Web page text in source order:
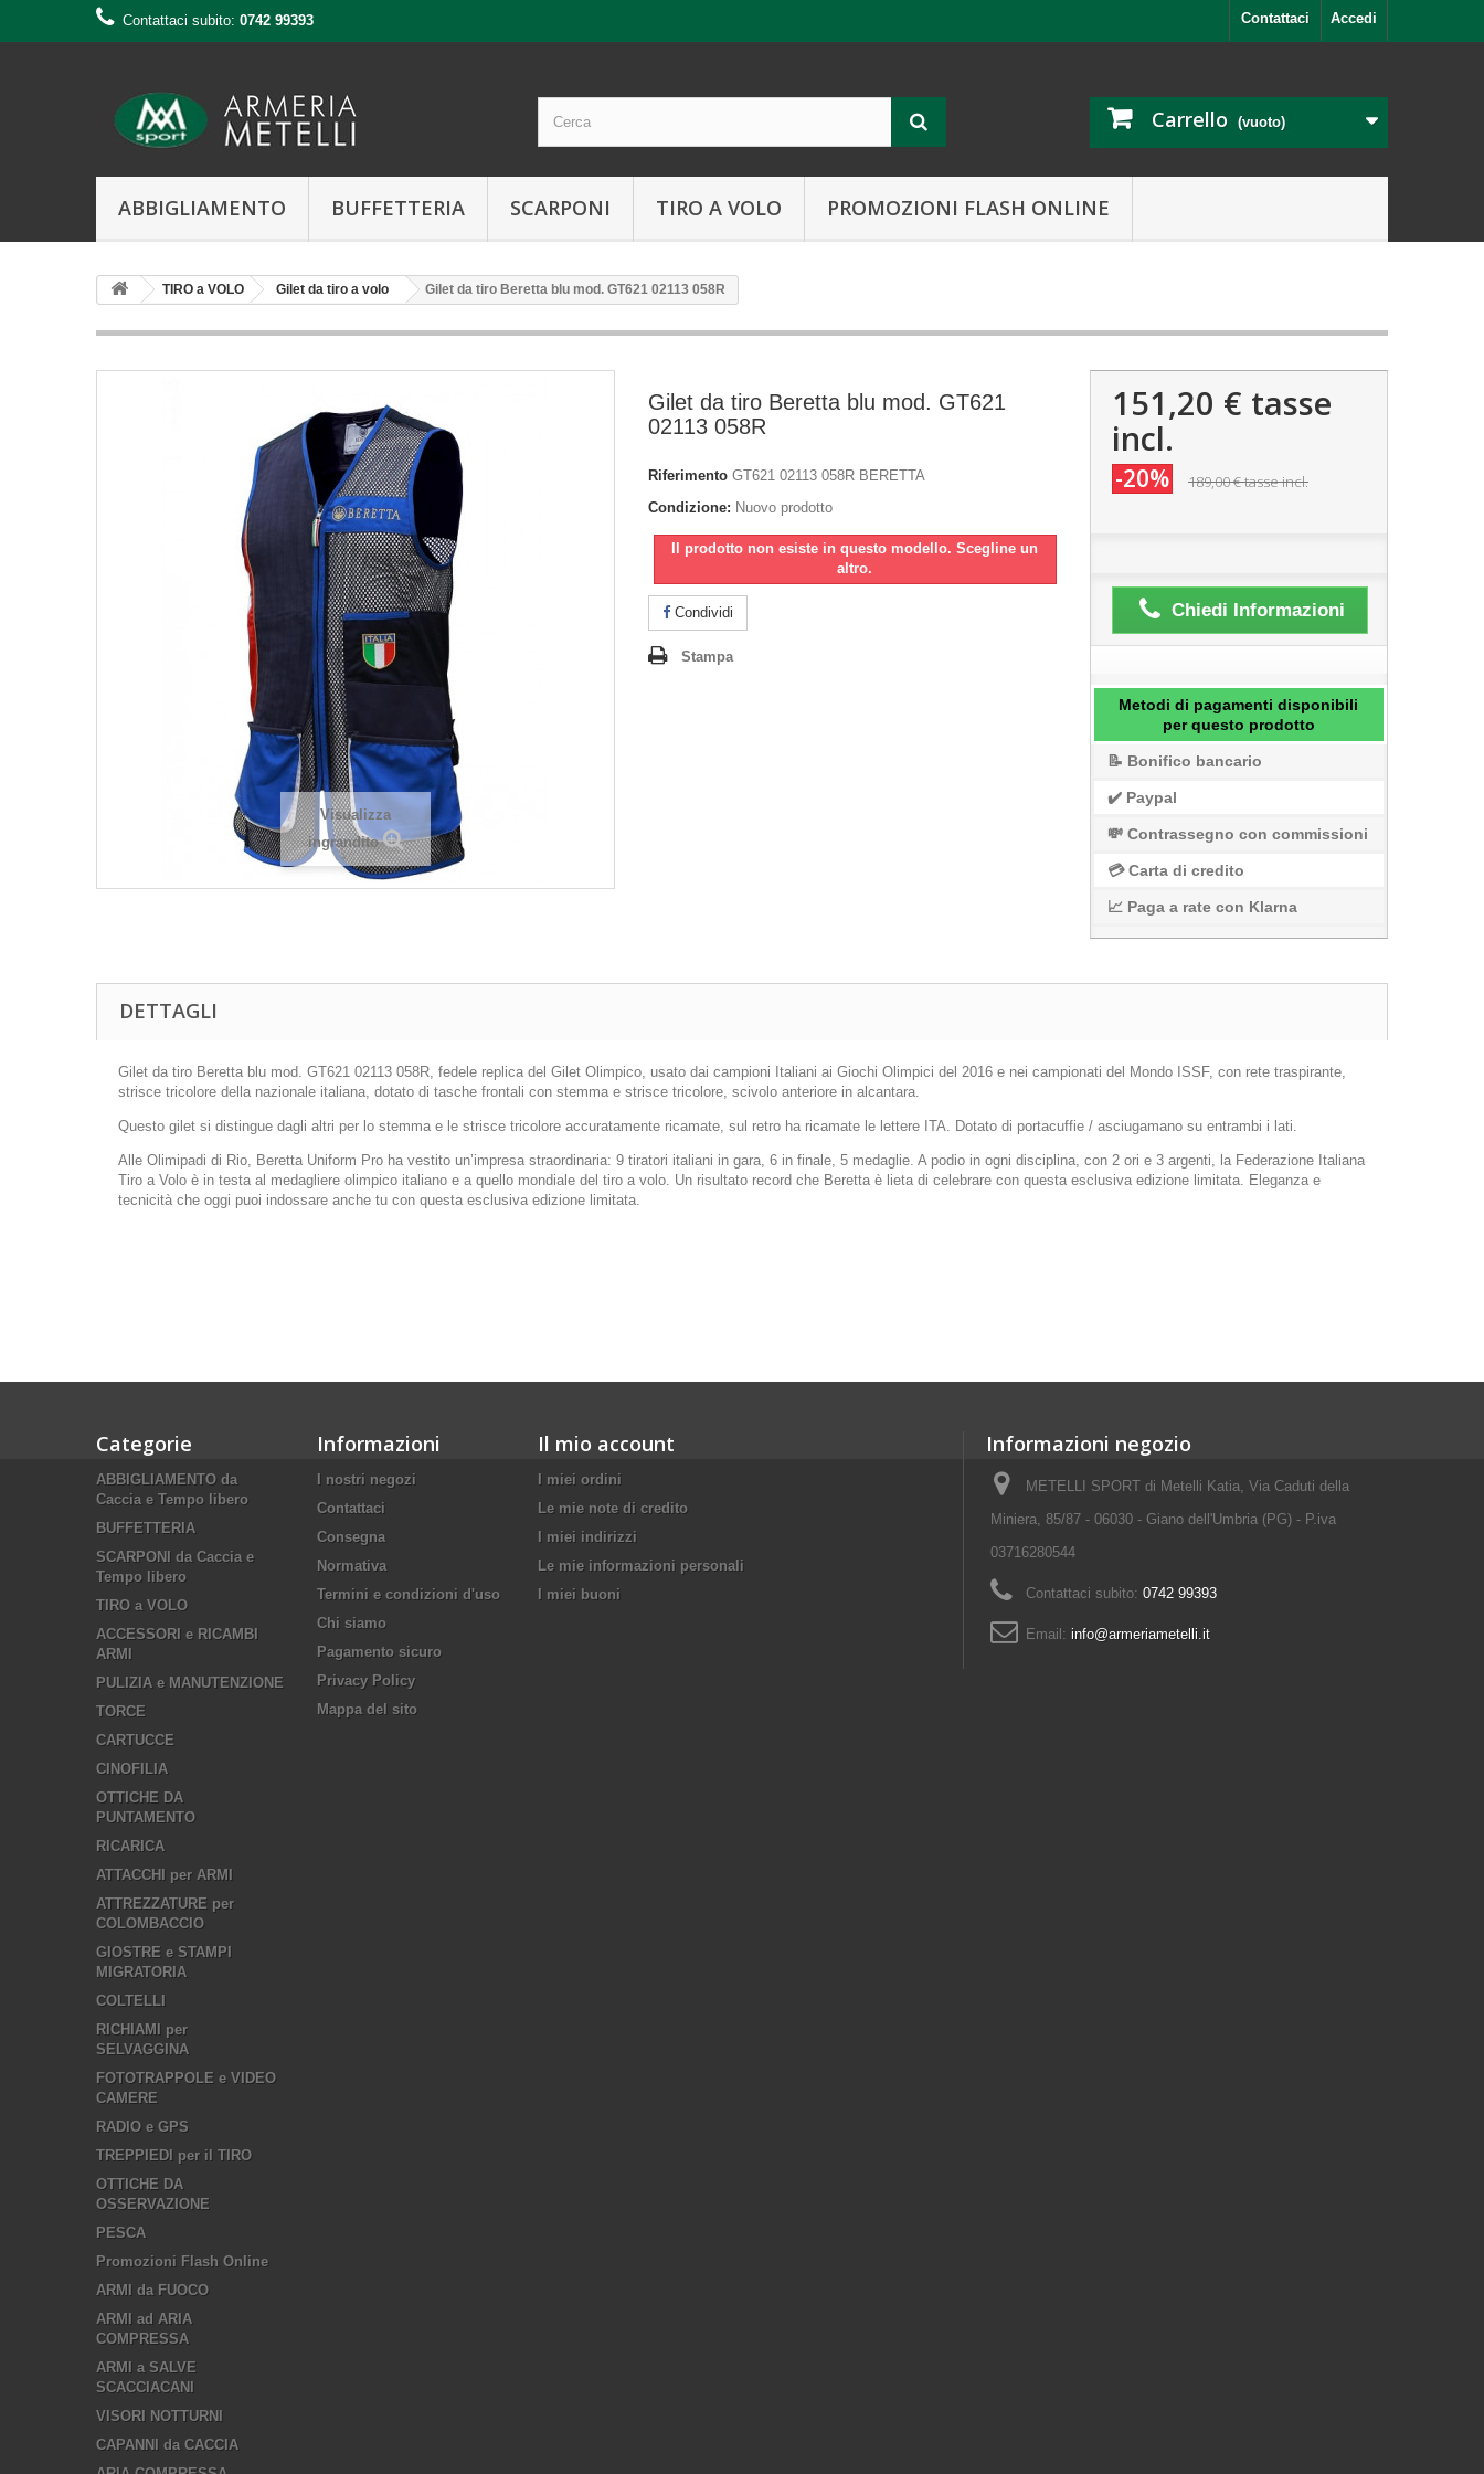
Accedi
Contattaci
Contattaci subito: 0742 99393
Carrello (vuoto)
ABBIGLIAMENTO BUFFETTERIA SCARPONI TIRO A VOLO PROMOZIONI FLASH ONLINE
TIRO a VOLO Gilet da tiro a volo Gilet da tiro Beretta blu mod. GT621 02113 058R
Visualizza
ingrandito
Gilet da tiro Beretta blu mod. GT621
02113 058R
Riferimento GT621 02113 058R BERETTA
Condizione: Nuovo prodotto
Il prodotto non esiste in questo modello. Scegline un
altro.
Condividi
Stampa
151,20 € tasse
incl.
-20% 189,00 €tasse incl.
Chiedi Informazioni
Metodi di pagamenti disponibili
per questo prodotto
📝 Bonifico bancario
✔️ Paypal
💸 Contrassegno con commissioni
💳 Carta di credito
📈 Paga a rate con Klarna
DETTAGLI
Gilet da tiro Beretta blu mod. GT621 02113 058R, fedele replica del Gilet Olimpico, usato dai campioni Italiani ai Giochi Olimpici del 2016 e nei campionati del Mondo ISSF, con rete traspirante,
strisce tricolore della nazionale italiana, dotato di tasche frontali con stemma e strisce tricolore, scivolo anteriore in alcantara.
Questo gilet si distingue dagli altri per lo stemma e le strisce tricolore accuratamente ricamate, sul retro ha ricamate le lettere ITA. Dotato di portacuffie / asciugamano su entrambi i lati.
Alle Olimipadi di Rio, Beretta Uniform Pro ha vestito un’impresa straordinaria: 9 tiratori italiani in gara, 6 in finale, 5 medaglie. A podio in ogni disciplina, con 2 ori e 3 argenti, la Federazione Italiana
Tiro a Volo è in testa al medagliere olimpico italiano e a quello mondiale del tiro a volo. Un risultato record che Beretta è lieta di celebrare con questa esclusiva edizione limitata. Eleganza e
tecnicità che oggi puoi indossare anche tu con questa esclusiva edizione limitata.
Categorie
ABBIGLIAMENTO da
Caccia e Tempo libero
BUFFETTERIA
SCARPONI da Caccia e
Tempo libero
TIRO a VOLO
ACCESSORI e RICAMBI
ARMI
PULIZIA e MANUTENZIONE
TORCE
CARTUCCE
CINOFILIA
OTTICHE DA
PUNTAMENTO
RICARICA
ATTACCHI per ARMI
ATTREZZATURE per
COLOMBACCIO
GIOSTRE e STAMPI
MIGRATORIA
COLTELLI
RICHIAMI per
SELVAGGINA
FOTOTRAPPOLE e VIDEO
CAMERE
RADIO e GPS
TREPPIEDI per il TIRO
OTTICHE DA
OSSERVAZIONE
PESCA
Promozioni Flash Online
ARMI da FUOCO
ARMI ad ARIA
COMPRESSA
ARMI a SALVE
SCACCIACANI
VISORI NOTTURNI
CAPANNI da CACCIA
Informazioni
I nostri negozi
Contattaci
Consegna
Normativa
Termini e condizioni d'uso
Chi siamo
Pagamento sicuro
Privacy Policy
Mappa del sito
Il mio account
I miei ordini
Le mie note di credito
I miei indirizzi
Le mie informazioni personali
I miei buoni
Informazioni negozio
METELLI SPORT di Metelli Katia, Via Caduti della
Miniera, 85/87 - 06030 - Giano dell'Umbria (PG) - P.iva
03716280544
Contattaci subito: 0742 99393
Email: info@armeriametelli.it